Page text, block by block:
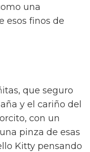
una
esos finos de
que seguro
y el cariño del
con un
pinza de esas
Kitty pensando